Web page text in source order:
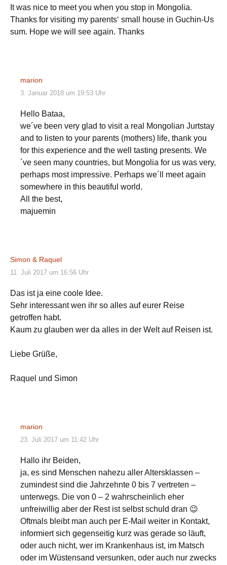
It was nice to meet you when you stop in Mongolia.
Thanks for visiting my parents‘ small house in Guchin-Us
sum. Hope we will see again. Thanks
marion
3. Januar 2018 um 19:53 Uhr
Hello Bataa,
we´ve been very glad to visit a real Mongolian Jurtstay
and to listen to your parents (mothers) life, thank you
for this experience and the well tasting presents. We
´ve seen many countries, but Mongolia for us was very,
perhaps most impressive. Perhaps we´ll meet again
somewhere in this beautiful world.
All the best,
majuemin
Simon & Raquel
11. Juli 2017 um 16:56 Uhr
Das ist ja eine coole Idee.
Sehr interessant wen ihr so alles auf eurer Reise
getroffen habt.
Kaum zu glauben wer da alles in der Welt auf Reisen ist.
Liebe Grüße,
Raquel und Simon
marion
23. Juli 2017 um 11:42 Uhr
Hallo ihr Beiden,
ja, es sind Menschen nahezu aller Altersklassen –
zumindest sind die Jahrzehnte 0 bis 7 vertreten –
unterwegs. Die von 0 – 2 wahrscheinlich eher
unfreiwillig aber der Rest ist selbst schuld dran 😉
Oftmals bleibt man auch per E-Mail weiter in Kontakt,
informiert sich gegenseitig kurz was gerade so läuft,
oder auch nicht, wer im Krankenhaus ist, im Matsch
oder im Wüstensand versunken, oder auch nur zwecks